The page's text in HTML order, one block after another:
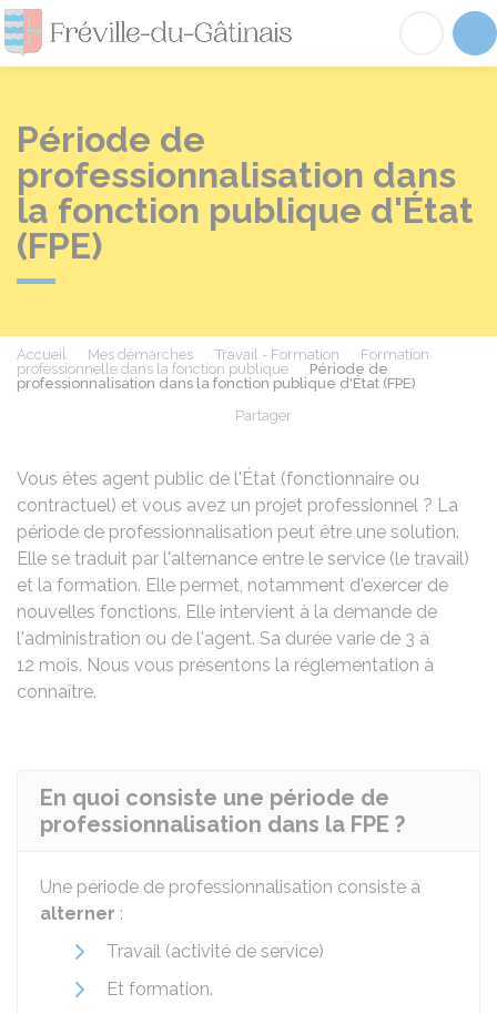
Fréville-du-
Période de
professionnalisation dans
la fonction publique d'État
(FPE)
Accueil Mes démarches Travail - Formation
Formation
professionnelle dans la fonction publique
Période de
professionnalisation dans la fonction publique d'État (FPE)
Partager
Vous êtes agent public de l'État (fonctionnaire ou
contractuel) et vous avez un projet professionnel ? La
période de professionnalisation peut être une solution.
Elle se traduit par l'alternance entre le service (le travail)
et la formation. Elle permet, notamment d'exercer de
nouvelles fonctions. Elle intervient à la demande de
l'administration ou de l'agent. Sa durée varie de 3 à
12 mois. Nous vous présentons la réglementation à
connaître.
En quoi consiste une période de
professionnalisation dans la FPE ?
Une période de professionnalisation consiste à
alterner :
Travail (activité de service)
Et formation.